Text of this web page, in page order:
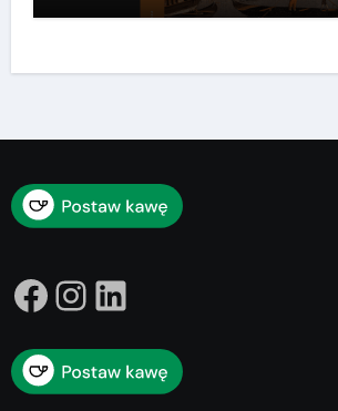
Facebook
Instagram
LinkedIn